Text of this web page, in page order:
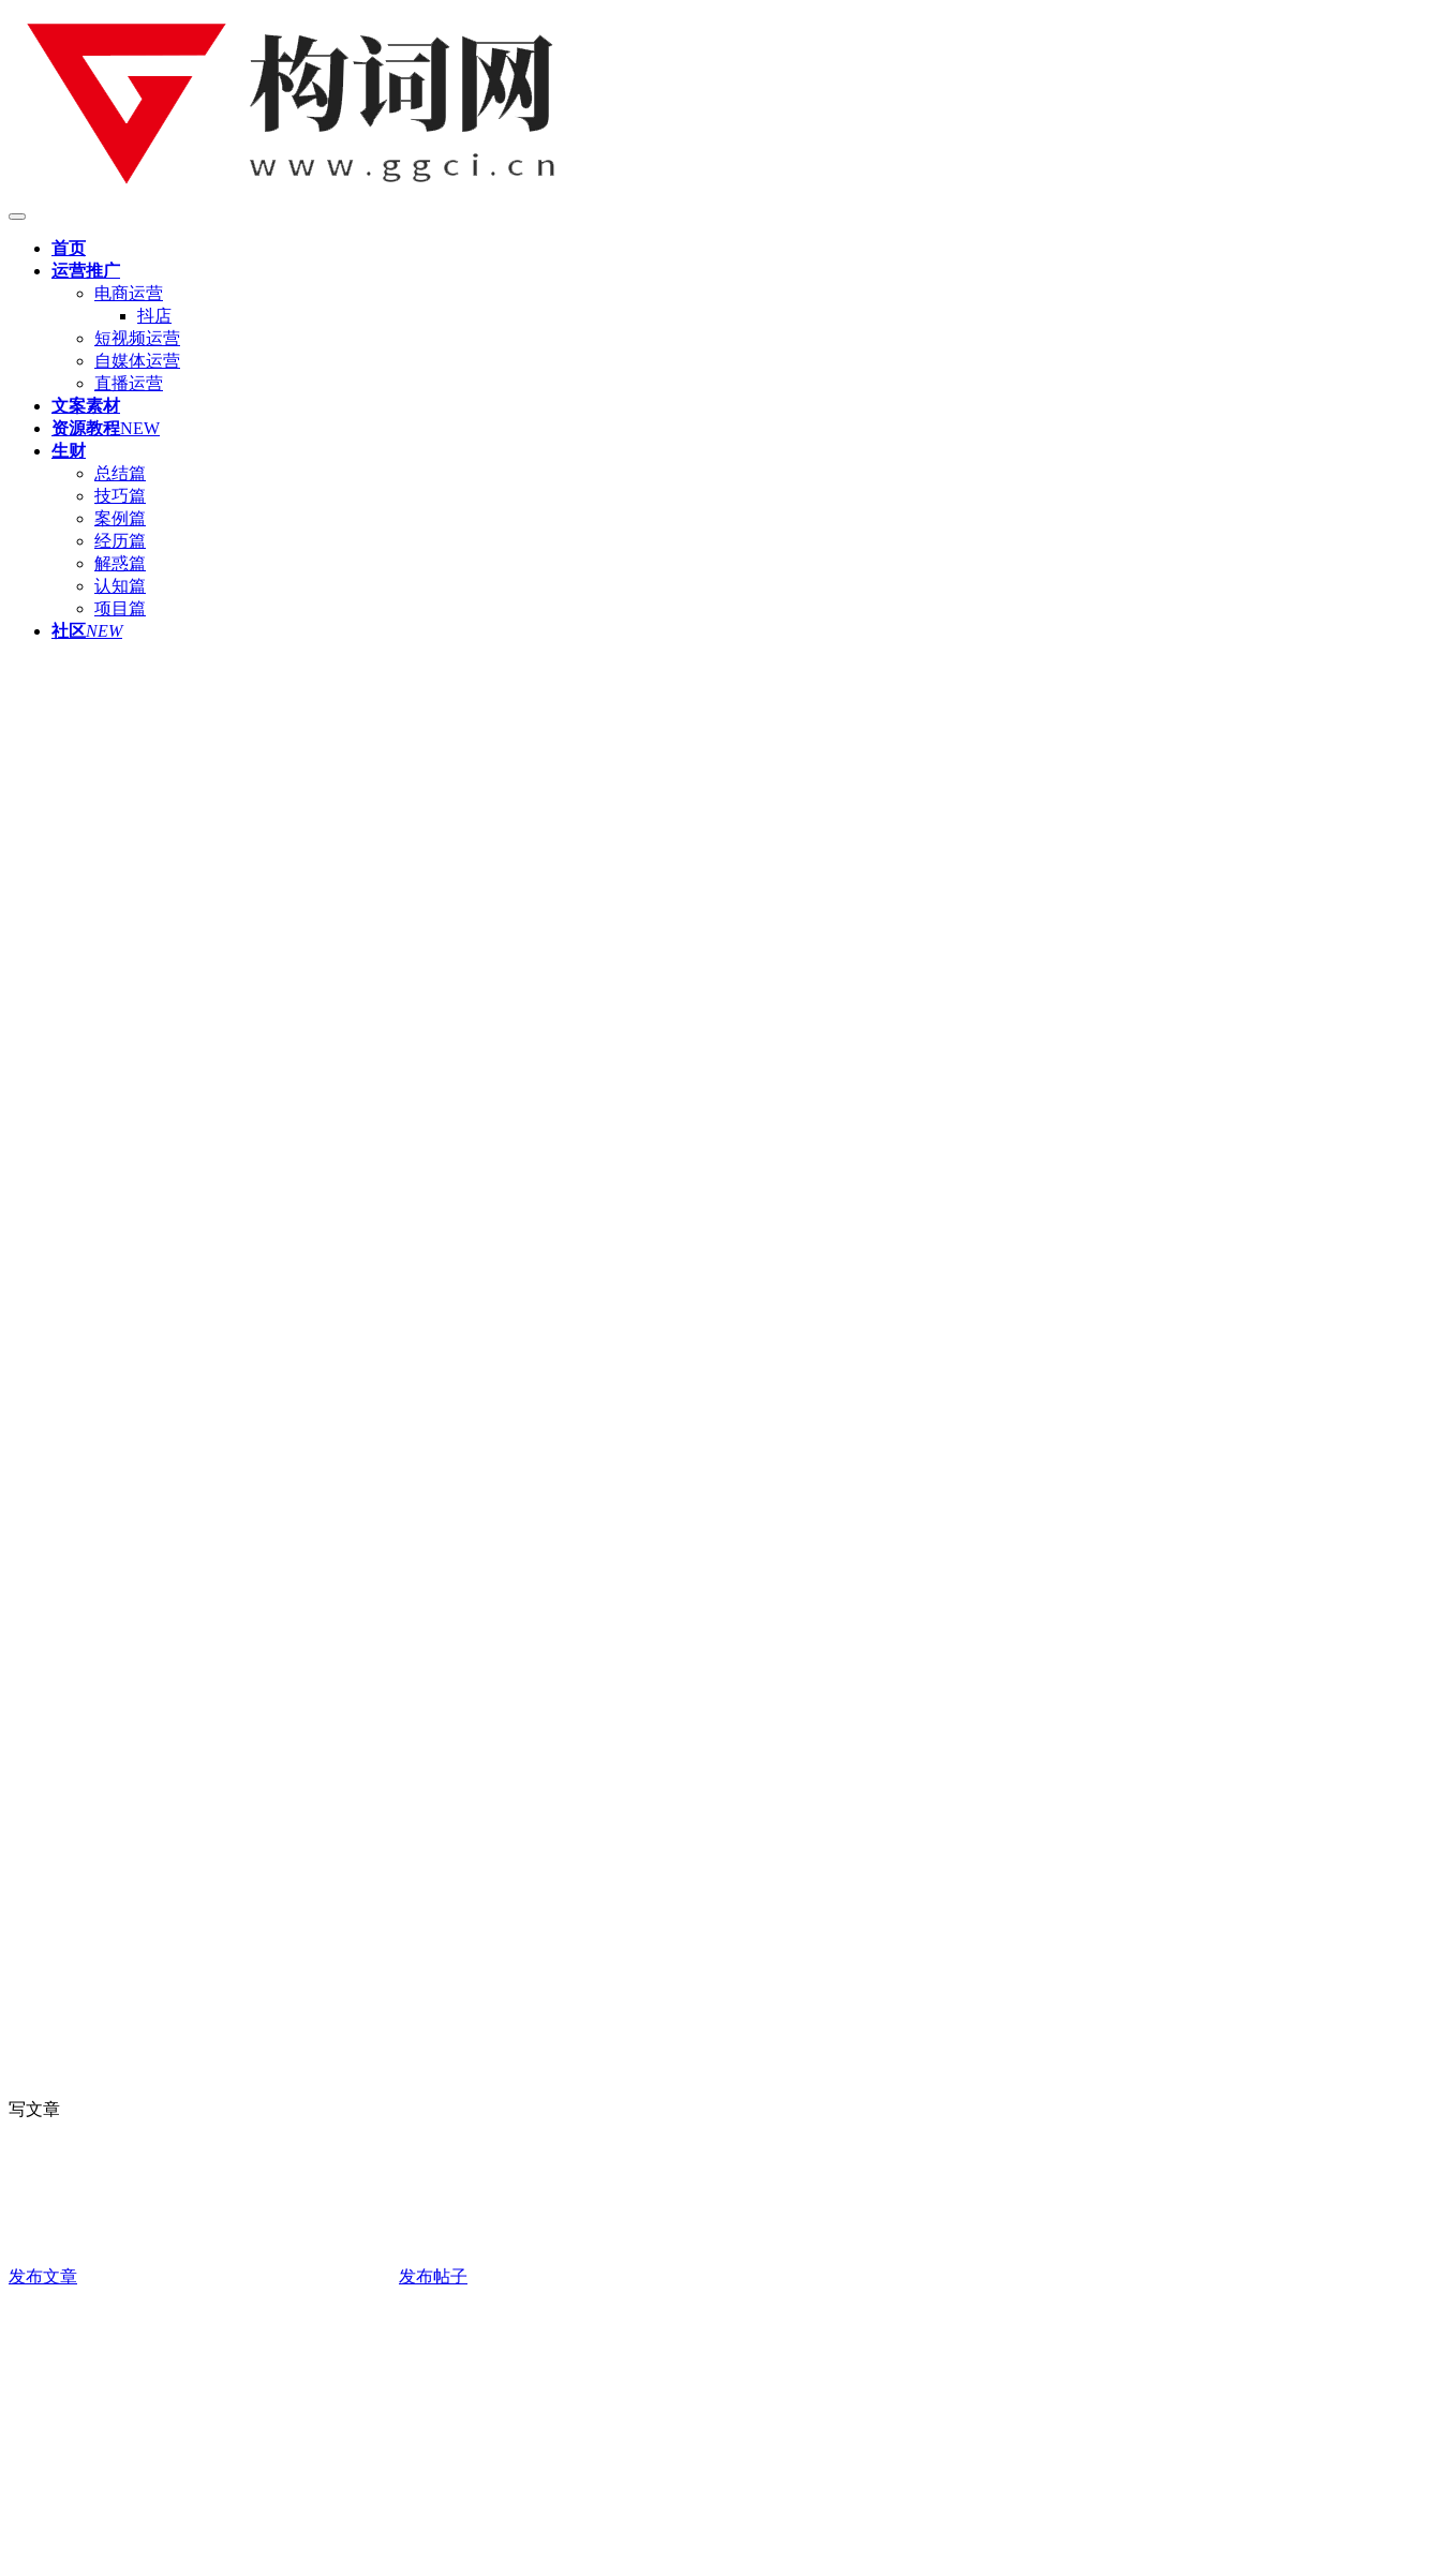
首页
运营推广
电商运营
抖店
短视频运营
自媒体运营
直播运营
文案素材
资源教程NEW
生财
总结篇
技巧篇
案例篇
经历篇
解惑篇
认知篇
项目篇
社区NEW
写文章
发布文章 发布帖子